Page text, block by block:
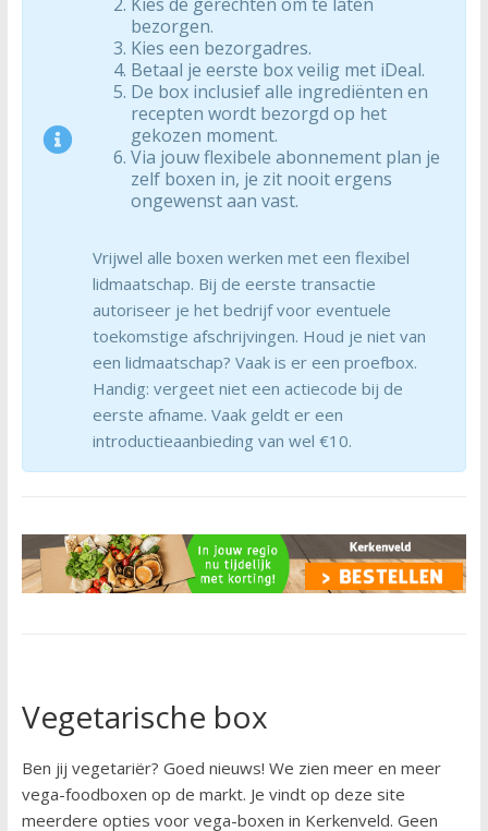
bezorgen.
Kies een bezorgadres.
Betaal je eerste box veilig met iDeal.
De box inclusief alle ingrediënten en
recepten wordt bezorgd op het
gekozen moment.
Via jouw flexibele abonnement plan je
zelf boxen in, je zit nooit ergens
ongewenst aan vast.
Vrijwel alle boxen werken met een flexibel
lidmaatschap. Bij de eerste transactie
autoriseer je het bedrijf voor eventuele
toekomstige afschrijvingen. Houd je niet van
een lidmaatschap? Vaak is er een proefbox.
Handig: vergeet niet een actiecode bij de
eerste afname. Vaak geldt er een
introductieaanbieding van wel €10.
Vegetarische box
Ben jij vegetariër? Goed nieuws! We zien meer en meer
vega-foodboxen op de markt. Je vindt op deze site
meerdere opties voor vega-boxen in Kerkenveld. Geen